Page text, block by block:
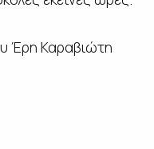
Έρη Καραβιώτη